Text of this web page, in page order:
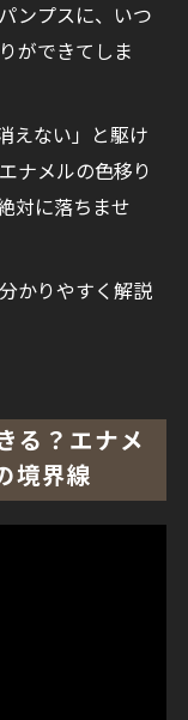
ンプスに、いつ
ができてしま
えない」と駆け
ナメルの色移り
対に落ちませ
かりやすく解説
る？エナメ
境界線